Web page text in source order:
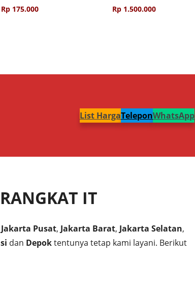
Rp175.000 Rp 1.500.000
List HargaTeleponWhatsApp
IT
Jakarta Pusat, Jakarta Barat, Jakarta Selatan,
dan Depoktentunya tetap kami layani. Berikut